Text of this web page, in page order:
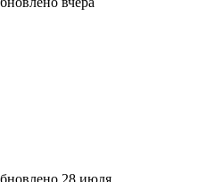
28 июля